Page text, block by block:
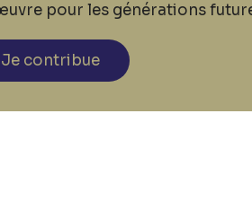
pour les générations
Je contribue